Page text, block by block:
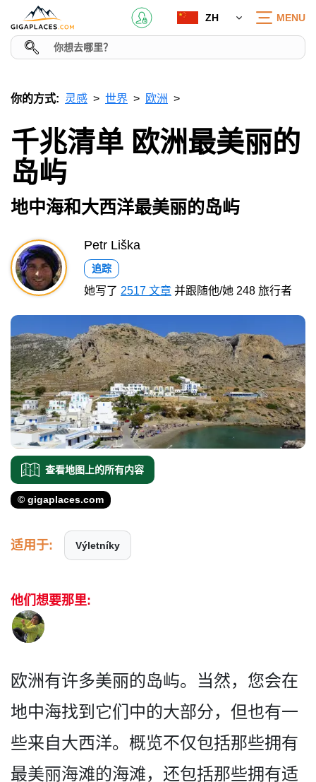
ZH MENU
你的方式: 灵感 世界 欧洲
千兆清单 欧洲最美丽的
岛屿
地中海和大西洋最美丽的岛屿
Petr Liška
追踪
她写了 2517 文章 并跟随他/她 248 旅行者
查看地图上的所有内容
© gigaplaces.com
适用于: Výletníky
他们想要那里:
欧洲有许多美丽的岛屿。当然­，您会在
地中海找到它们中的大部分，但也有一
些来自­大西洋。概览不仅包括那些拥有
最美丽海滩的海滩，还­包括那些拥有适